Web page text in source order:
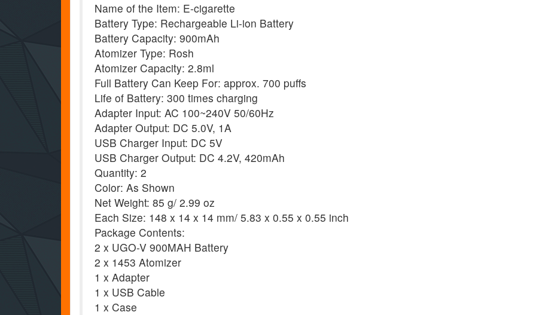
Name of the Item: E-cigarette
Battery Type: Rechargeable Li-ion Battery
Battery Capacity: 900mAh
Atomizer Type: Rosh
Atomizer Capacity: 2.8ml
Full Battery Can Keep For: approx. 700 puffs
Life of Battery: 300 times charging
Adapter Input: AC 100~240V 50/60Hz
Adapter Output: DC 5.0V, 1A
USB Charger Input: DC 5V
USB Charger Output: DC 4.2V, 420mAh
Quantity: 2
Color: As Shown
Net Weight: 85 g/ 2.99 oz
Each Size: 148 x 14 x 14 mm/ 5.83 x 0.55 x 0.55 inch
Package Contents:
2 x UGO-V 900MAH Battery
2 x 1453 Atomizer
1 x Adapter
1 x USB Cable
1 x Case